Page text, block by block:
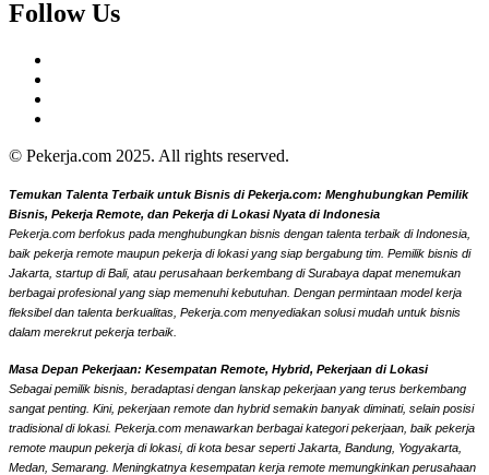
Follow Us
© Pekerja.com 2025. All rights reserved.
Temukan Talenta Terbaik untuk Bisnis di Pekerja.com: Menghubungkan Pemilik
Bisnis, Pekerja Remote, dan Pekerja di Lokasi Nyata di Indonesia
Pekerja.com berfokus pada menghubungkan bisnis dengan talenta terbaik di Indonesia,
baik pekerja remote maupun pekerja di lokasi yang siap bergabung tim. Pemilik bisnis di
Jakarta, startup di Bali, atau perusahaan berkembang di Surabaya dapat menemukan
berbagai profesional yang siap memenuhi kebutuhan. Dengan permintaan model kerja
fleksibel dan talenta berkualitas, Pekerja.com menyediakan solusi mudah untuk bisnis
dalam merekrut pekerja terbaik.
Masa Depan Pekerjaan: Kesempatan Remote, Hybrid, Pekerjaan di Lokasi
Sebagai pemilik bisnis, beradaptasi dengan lanskap pekerjaan yang terus berkembang
sangat penting. Kini, pekerjaan remote dan hybrid semakin banyak diminati, selain posisi
tradisional di lokasi. Pekerja.com menawarkan berbagai kategori pekerjaan, baik pekerja
remote maupun pekerja di lokasi, di kota besar seperti Jakarta, Bandung, Yogyakarta,
Medan, Semarang. Meningkatnya kesempatan kerja remote memungkinkan perusahaan